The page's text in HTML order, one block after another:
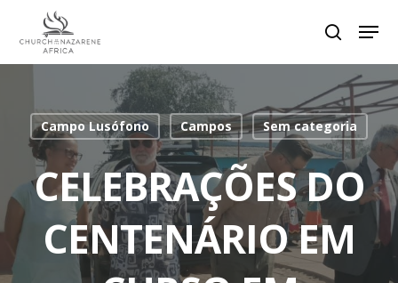
Hit enter to search or ESC to close
Campo Lusófono Campos Sem categoria
CELEBRAÇÕES DO
CENTENÁRIO EM